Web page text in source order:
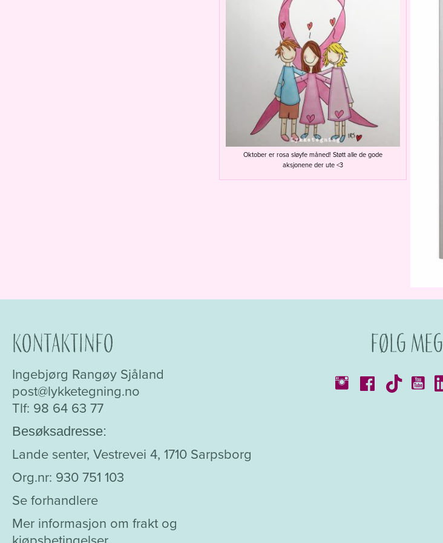
Oktober er rosa sløyfe måned! Støtt alle de gode
aksjonene der ute <3
Kontaktinfo
Ingebjørg Rangøy Sjåland
post@lykketegning.no
Tlf: 98 64 63 77
Besøksadresse:
Lande senter, Vestrevei 4, 1710 Sarpsborg
Org.nr: 930 751 103
Se forhandlere
Mer informasjon om frakt og
Følg meg